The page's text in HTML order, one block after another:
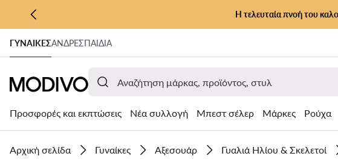
ΜΕΤΆΒΑΣΗ ΣΤΟ ΚΎΡΙΟ ΠΕΡΙΕΧΌΜΕΝΟ
ΜΕΤΆΒΑΣΗ ΣΤΗΝ ΑΝΑΖΉΤΗΣΗ
Η τελευταία πνοή του
ΓΥΝΑΊΚΕΣΑΝΔΡΕΣΠΑΙΔΙΑ
Προσφορές και εκπτώσεις Νέα συλλογή Μπεστ σέλερ Μάρκες Ρούχα
Αρχική σελίδα Γυναίκες Αξεσουάρ Γυαλιά Ηλίου & Σκελετοί